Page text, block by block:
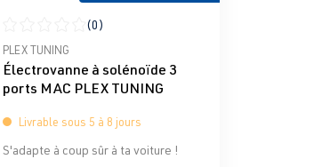
Note moyenne de 0 sur 5 étoiles
(0)
PLEX TUNING
Électrovanne à solénoïde 3
ports MAC PLEX TUNING
Livrable sous 5 à 8 jours
S'adapte à coup sûr à ta voiture !